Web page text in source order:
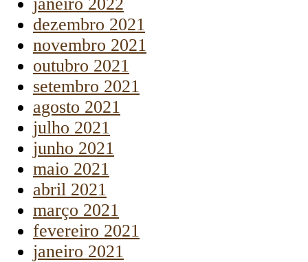
dezembro 2021
novembro 2021
outubro 2021
setembro 2021
agosto 2021
julho 2021
junho 2021
maio 2021
abril 2021
março 2021
fevereiro 2021
janeiro 2021